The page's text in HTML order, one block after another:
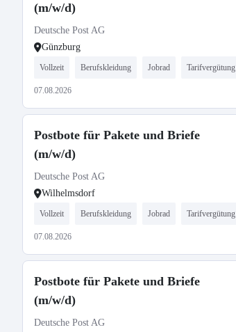
(m/w/d)
Deutsche Post AG
Günzburg
Vollzeit Berufskleidung Jobrad Tarifvergütung
07.08.2026
Postbote für Pakete und Briefe
(m/w/d)
Deutsche Post AG
Wilhelmsdorf
Vollzeit Berufskleidung Jobrad Tarifvergütung
07.08.2026
Postbote für Pakete und Briefe
(m/w/d)
Deutsche Post AG